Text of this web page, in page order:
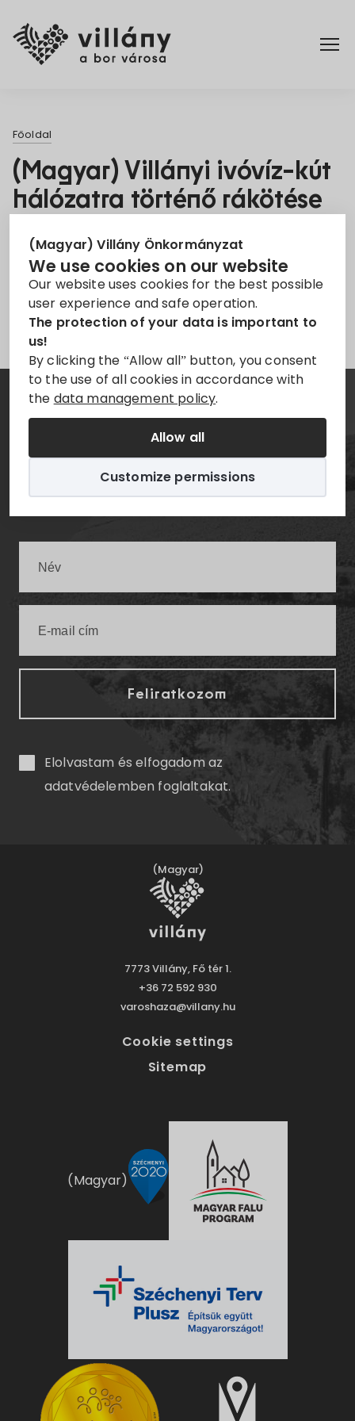
(Magyar) Villány Önkormányzat
We use cookies on our website
Our website uses cookies for the best possible
user experience and safe operation.
The protection of your data is important to
us!
By clicking the “Allow all” button, you consent
to the use of all cookies in accordance with
the data management policy.
Allow all
Customize permissions
Rendelettár
Turizmus
Főoldal
(Magyar) Villányi ivóvíz-kút
hálózatra történő rákötése
Pályázat Projekt Versenyképes Járások Program
Sorry, this entry is only available inMagyar
Hírlevél
Értesüljön elsőként a legfrissebb villányi
infókról!
Elolvastam és elfogadom az
adatvédelemben foglaltakat.
(Magyar)
7773 Villány, Fő tér 1.
+36 72 592 930
varoshaza@villany.hu
Cookie settings
Sitemap
(Magyar)